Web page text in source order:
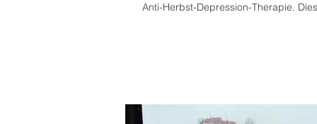
Anti-Herbst-Depression-Therapie.